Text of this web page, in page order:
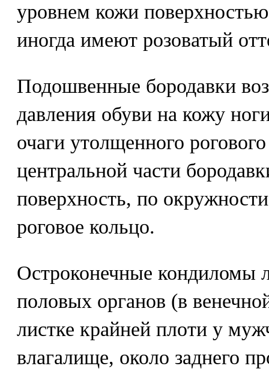
уровнем кожи
иногда имеют розоватый
Подошвенные бородавки
давления обуви на кожу
очаги утолщенного
центральной части
поверхность, по окружности
роговое кольцо.
Остроконечные кондиломы
половых органов (в
листке крайней плоти у
влагалище, около заднего